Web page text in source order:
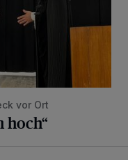
vor Ort
hoch“